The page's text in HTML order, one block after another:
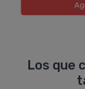
Los que